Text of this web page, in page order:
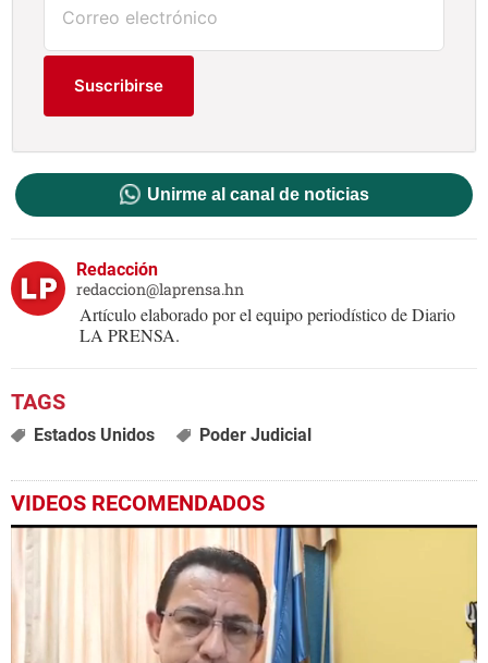
Suscribirse
Unirme al canal de noticias
Redacción
redaccion@laprensa.hn
Artículo elaborado por el equipo periodístico de Diario
LA PRENSA.
Estados Unidos Poder Judicial
VIDEOS RECOMENDADOS